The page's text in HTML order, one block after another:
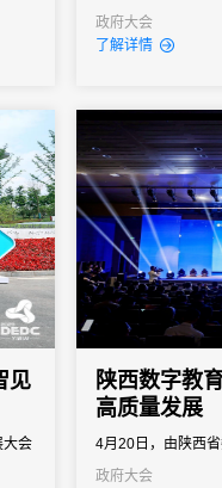
绕
之
次招商会以“区域联
政府大会
了解详情
见
大会
是
陕西数字教
高质量发展
4月20日，由陕西
会在西安召开，此
政府大会